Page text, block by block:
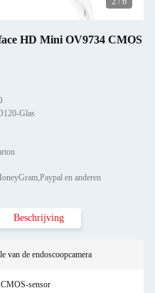
HD Mini OV9734 CMOS
Glas
en anderen
Beschrijving
van de endoscoopcamera
sensor